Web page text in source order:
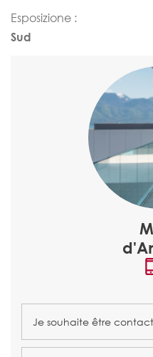
Esposizione :
Sud